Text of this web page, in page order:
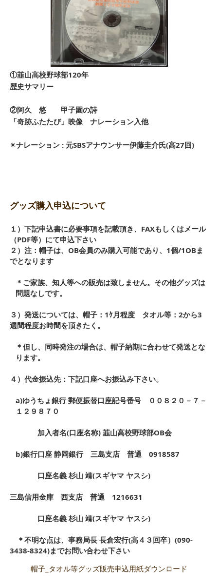
①韮山高校野球部120年
歴史サマリー
②阿久 悠 甲子園の詩
「奇跡ふたたび」映像 ナレーション入他
✴︎ナレーション : 元SBSアナウンサー伊藤圭介氏(高27回)
グッズ購入申込について
１）下記申込書に必要事項を記載頂き、FAXもしくはメール
（PDF等）にて申込下さい
２）注：帽子は、OB会員のみ購入可能であり、1個/1OBま
でとなります
＊ご家族、知人等への販売は致しません。その他グッズは
問題なしです。
３）発送については、帽子：1ｹ月程度 タオル等：2から3
週間程度お時間を頂きたく。
＊但し、同時発注の場合は、帽子納期に合わせて発送とな
ります。
４）代金振込先：下記口座へお振込み下さい。
a)ゆうちょ銀行 郵便振替口座記号番号 ００８２０－７－
１２９８７０
加入者名(口座名称) 韮山高校野球部OB会
b)銀行口座 静岡銀行 三島支店 普通 0918587
口座名義 杉山 靖(スギヤマ ヤスシ)
三島信用金庫 西支店 普通 1216631
口座名義 杉山 靖(スギヤマ ヤスシ)
＊不明な点は、事務局長 長倉宏行(高４３回卒）(090-
3438-8324)までお問い合わせ下さい
帽子_タオル等グッズ販売申込用紙ダウンロード